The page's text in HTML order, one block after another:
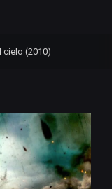
cielo (2010)